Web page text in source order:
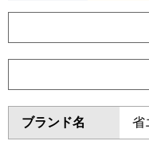
ダイキン
東芝
ダイキン
ブランド名 省